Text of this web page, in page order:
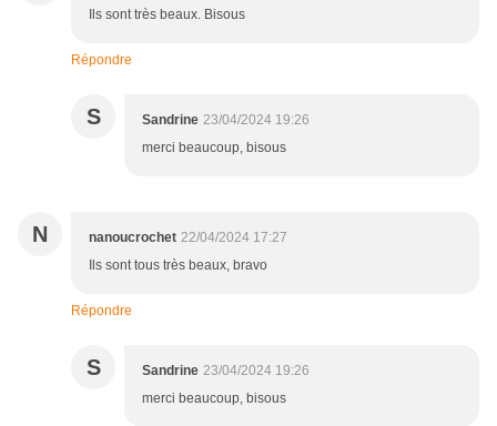
Ils sont très beaux. Bisous
Répondre
S Sandrine 23/04/2024 19:26
merci beaucoup, bisous
N nanoucrochet 22/04/2024 17:27
Ils sont tous très beaux, bravo
Répondre
S Sandrine 23/04/2024 19:26
merci beaucoup, bisous